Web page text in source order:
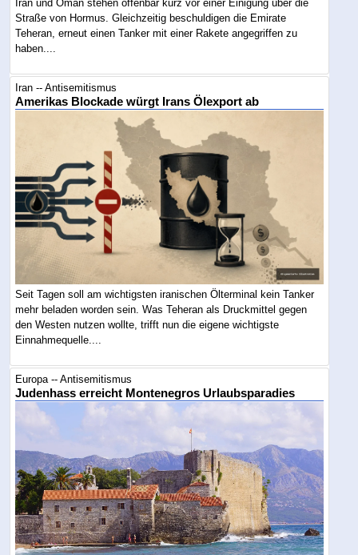
Iran und Oman stehen offenbar kurz vor einer Einigung über die
Straße von Hormus. Gleichzeitig beschuldigen die Emirate
Teheran, erneut einen Tanker mit einer Rakete angegriffen zu
haben....
Iran -- Antisemitismus
Amerikas Blockade würgt Irans Ölexport ab
Seit Tagen soll am wichtigsten iranischen Ölterminal kein Tanker
mehr beladen worden sein. Was Teheran als Druckmittel gegen
den Westen nutzen wollte, trifft nun die eigene wichtigste
Einnahmequelle....
Europa -- Antisemitismus
Judenhass erreicht Montenegros Urlaubsparadies